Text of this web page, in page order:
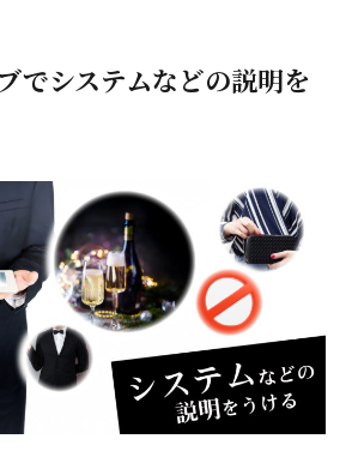
でシステムなどの説明を